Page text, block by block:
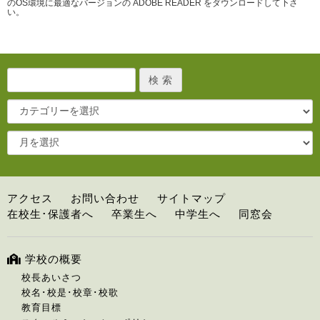
のOS環境に最適なバージョンの ADOBE READER をダウンロードして下さ
い。
アクセス お問い合わせ
サイトマップ
在校生･保護者へ
卒業生へ 中学生へ 同窓会
学校の概要
校長あいさつ
校名･校是･校章･校歌
教育目標